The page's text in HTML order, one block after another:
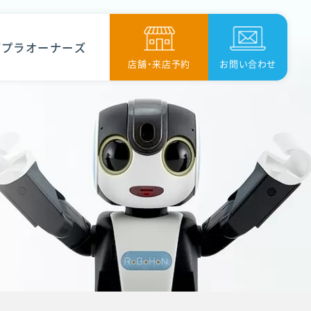
ラオーナーズ
店舗・来店予約 お問い合わせ